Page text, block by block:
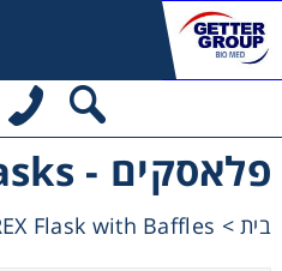
פלאסקים - Flasks
בית>
Flask with Baffles
form not found.